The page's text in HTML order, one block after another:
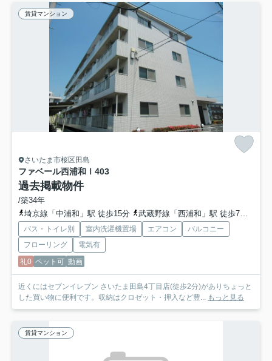
賃貸マンション
さいたま市桜区田島
ファベール西浦和Ⅰ 403
過去掲載物件
/築34年
埼京線「中浦和」駅 徒歩15分
武蔵野線「西浦和」駅 徒歩7分
バス・トイレ別 室内洗濯機置場 エアコン
バルコニー
フローリング
電気有
礼0 ペット可 動画
近くにはセブンイレブン さいたま田島4丁目店(徒歩2分)がありちょっと
した買い物に便利です。収納はクロゼット・押入など豊... もっと見る
賃貸マンション